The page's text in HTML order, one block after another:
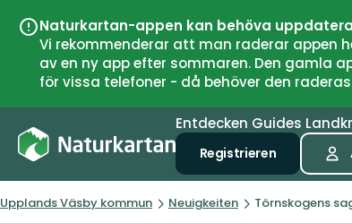
Naturkartan-appen kan behöva
Vi rekommenderar att man raderar appen
av en ny app efter sommaren. Den gamla
för vissa telefoner - då behöver den
Entdecken Guides
Registrieren
Upplands Väsby kommun Neuigkeiten Törnskogens